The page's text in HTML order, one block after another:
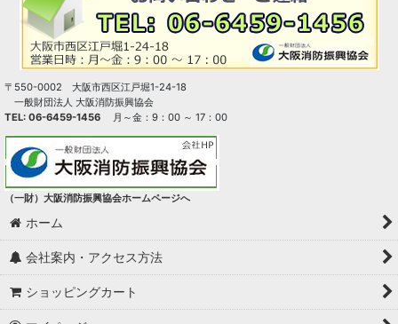
〒550-0002 大阪市西区江戸堀1-24-18
一般財団法人 大阪消防振興協会
TEL: 06-6459-1456 月～金：9：00 ～ 17：00
（一財）大阪消防振興協会ホームページへ
ホーム
会社案内・アクセス方法
ショッピングカート